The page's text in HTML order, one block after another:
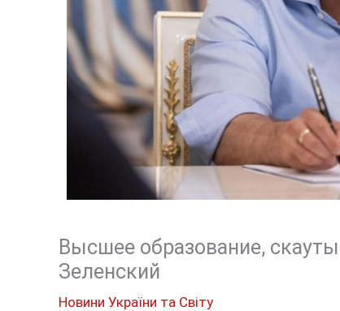
Высшее образование,
Зеленский
Новини України та Світу